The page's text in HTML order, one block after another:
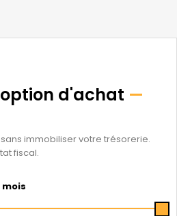
d'achat —
immobiliser votre trésorerie.
fiscal.
mois